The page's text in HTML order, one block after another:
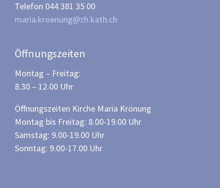
Telefon 044 381 35 00
maria.kroenung@zh.kath.ch
Öffnungszeiten
Montag – Freitag:
8.30 – 12.00 Uhr
Öffnungszeiten Kirche Maria Krönung
Montag bis Freitag: 8.00-19.00 Uhr
Samstag: 9.00-19.00 Uhr
Sonntag: 9.00-17.00 Uhr